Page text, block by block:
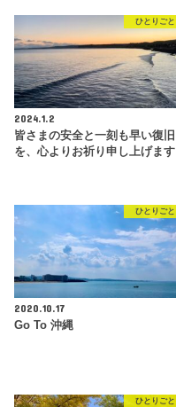
ひとりごと
2024.1.2
皆さまの安全と一刻も早い復旧
を、心よりお祈り申し上げます
ひとりごと
2020.10.17
Go To 沖縄
ひとりごと